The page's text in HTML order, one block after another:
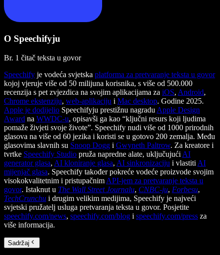
O Speechifyju
Br. 1 čitač teksta u govor
Speechify je vodeća svjetska platforma za pretvaranje teksta u govor
kojoj vjeruje više od 50 milijuna korisnika, s više od 500.000
recenzija s pet zvjezdica na svojim aplikacijama za iOS, Android,
Chrome ekstenziju, web-aplikaciju i Mac desktop. Godine 2025.
Apple je dodijelio Speechifyju prestižnu nagradu Apple Design
Award na WWDC-u, opisavši ga kao “ključni resurs koji ljudima
pomaže živjeti svoje živote”. Speechify nudi više od 1000 prirodnih
glasova na više od 60 jezika i koristi se u gotovo 200 zemalja. Među
glasovima slavnih su Snoop Dogg i Gwyneth Paltrow. Za kreatore i
tvrtke Speechify Studio pruža napredne alate, uključujući AI
generator glasa, AI kloniranje glasa, AI sinkronizaciju i vlastiti AI
mijenjač glasa. Speechify također pokreće vodeće proizvode svojim
visokokvalitetnim i pristupačnim API-jem za pretvaranje teksta u
govor. Istaknut u The Wall Street Journalu, CNBC-ju, Forbesu,
TechCrunchu i drugim velikim medijima, Speechify je najveći
svjetski pružatelj usluga pretvaranja teksta u govor. Posjetite
speechify.com/news, speechify.com/blog i speechify.com/press za
više informacija.
Sadržaj